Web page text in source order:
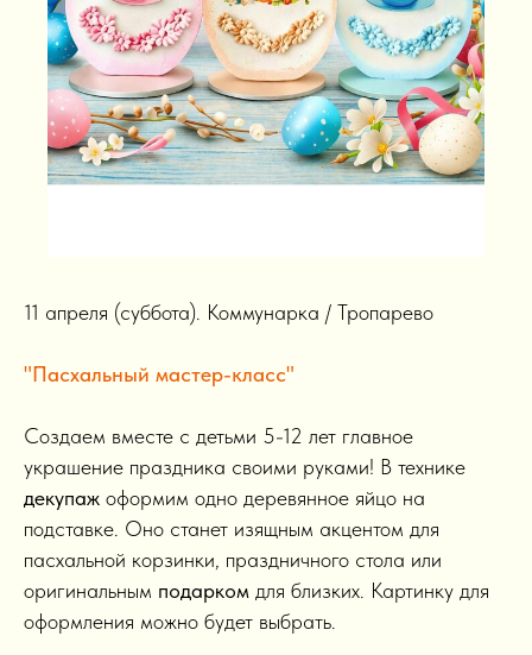
11 апреля (суббота). Коммунарка / Тропарево
"Пасхальный мастер-класс"
Создаем вместе с детьми 5-12 лет главное
украшение праздника своими руками! В технике
декупаж оформим одно деревянное яйцо на
подставке. Оно станет изящным акцентом для
пасхальной корзинки, праздничного стола или
оригинальным подарком для близких. Картинку для
оформления можно будет выбрать.